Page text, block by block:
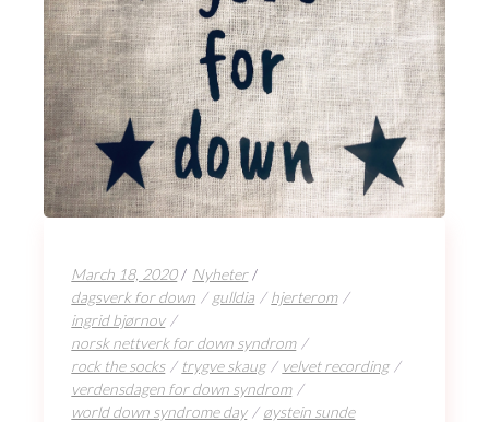
March 18, 2020
Nyheter
dagsverk for down
gulldia
hjerterom
ingrid bjørnov
norsk nettverk for down syndrom
rock the socks
trygve skaug
velvet recording
verdensdagen for down syndrom
world down syndrome day
øystein sunde